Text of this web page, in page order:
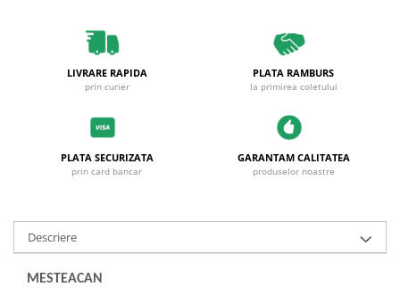
LIVRARE RAPIDA
prin curier
PLATA RAMBURS
la primirea coletului
PLATA SECURIZATA
prin card bancar
GARANTAM CALITATEA
produselor noastre
Descriere
MESTEACAN